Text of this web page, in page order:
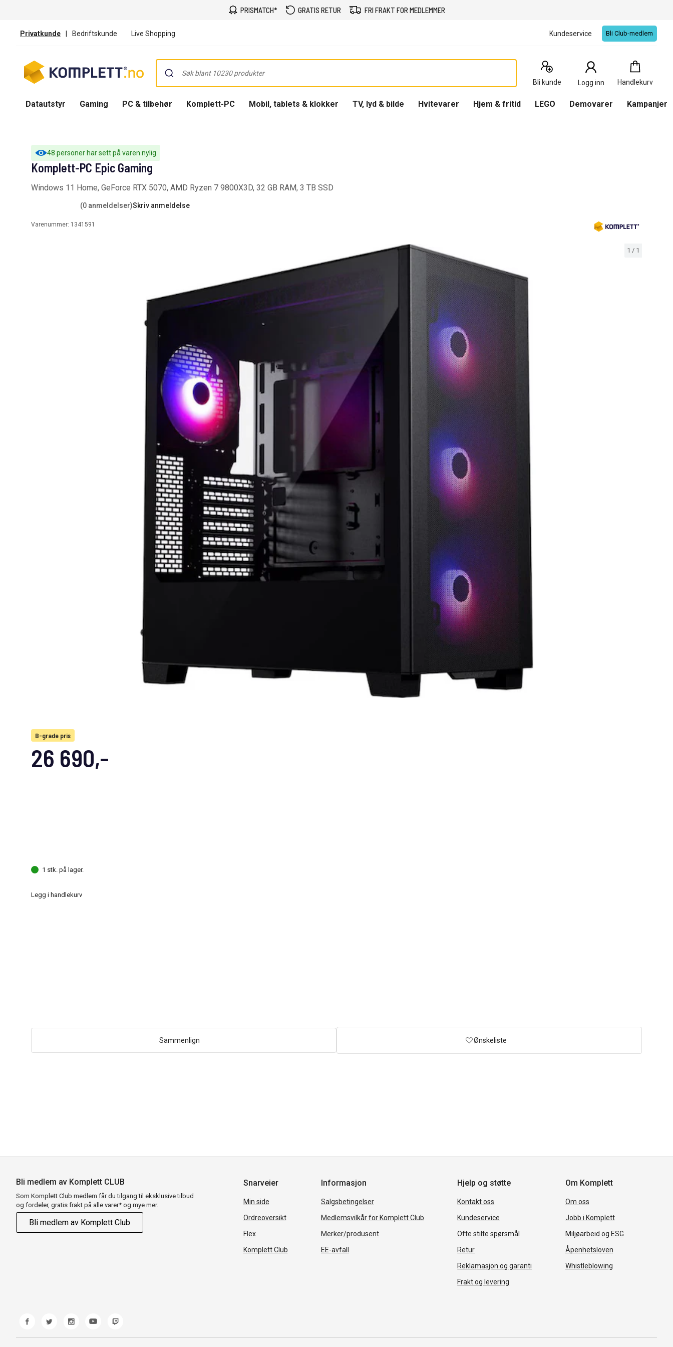
PRISMATCH* GRATIS RETUR FRI FRAKT FOR MEDLEMMER
Privatkunde | Bedriftskunde Live Shopping Kundeservice Bli Club-medlem
Bli kunde Logg inn Handlekurv
Handlekurv
0
Produkter
Datautstyr Gaming PC & tilbehør Komplett-PC Mobil, tablets & klokker TV, lyd & bilde Hvitevarer Hjem & fritid LEGO Demovarer Kampanjer
48 personer har sett på varen nylig
1 / 1
Komplett-PC Epic Gaming
Windows 11 Home, GeForce RTX 5070, AMD Ryzen 7 9800X3D, 32 GB RAM, 3 TB SSD
(0 anmeldelser)Skriv anmeldelse
Varenummer: 1341591
B-grade pris
26 690,-
1 stk. på lager.
Legg i handlekurv
Sammenlign Ønskeliste
Bli medlem av Komplett CLUB
Som Komplett Club medlem får du tilgang til eksklusive tilbud
og fordeler, gratis frakt på alle varer* og mye mer.
Bli medlem av Komplett Club
Snarveier
Min side
Ordreoversikt
Flex
Komplett Club
Informasjon
Salgsbetingelser
Medlemsvilkår for Komplett Club
Merker/produsent
EE-avfall
Hjelp og støtte
Kontakt oss
Kundeservice
Ofte stilte spørsmål
Retur
Reklamasjon og garanti
Frakt og levering
Om Komplett
Om oss
Jobb i Komplett
Miljøarbeid og ESG
Åpenhetsloven
Whistleblowing